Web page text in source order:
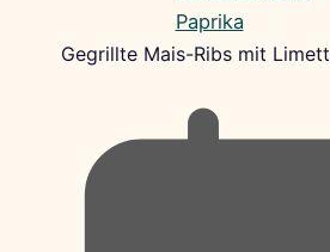
Gegrillte Mais-Ribs mit